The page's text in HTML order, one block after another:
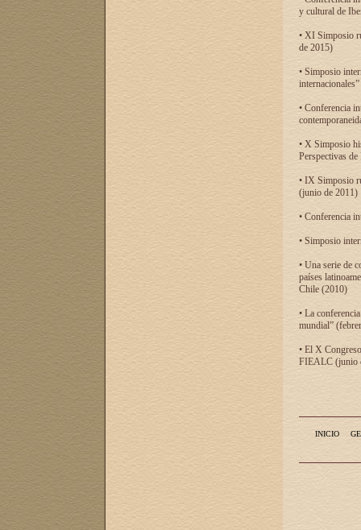
y cultural de
• XI Simposio
de 2015)
• Simposio
• Conferencia
• X Simposio
Perspectivas
• IX Simposio
(junio de 2011)
• Conferencia
• Simposio
• Una serie de
países
Chile (2010)
• La
mundial”
• El X
FIEALC (junio
INICIO